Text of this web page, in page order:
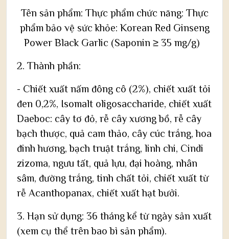
Tên sản phẩm: Thực phẩm chức năng: Thực
phẩm bảo vệ sức khỏe: Korean Red Ginseng
Power Black Garlic (Saponin ≥ 35 mg/g)
2. Thành phần:
- Chiết xuất nấm đông cô (2%), chiết xuất tỏi
đen 0,2%, Isomalt oligosaccharide, chiết xuất
Daeboc: cây tơ đỏ, rễ cây xương bồ, rễ cây
bạch thược, quả cam thảo, cây cúc trắng, hoa
đinh hương, bạch truật trắng, linh chi, Cindi
zizoma, ngưu tất, quả lựu, đại hoàng, nhân
sâm, đường trắng, tinh chất tỏi, chiết xuất từ
rễ Acanthopanax, chiết xuất hạt bưởi.
3. Hạn sử dụng: 36 tháng kể từ ngày sản xuất
(xem cụ thể trên bao bì sản phẩm).